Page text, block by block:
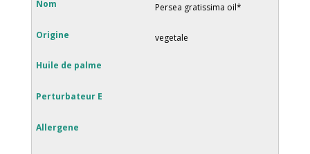
Persea gratissima oil*
vegetale